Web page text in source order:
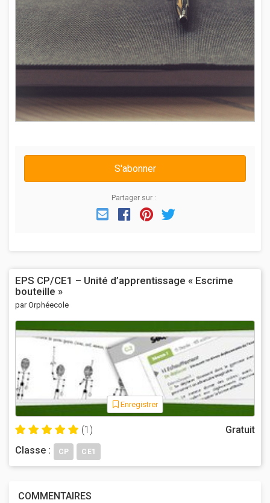
S'abonner
Partager sur :
EmailFacebook
Pinterest
EPS CP/CE1 – Unité d’apprentissage « Escrime
bouteille »
par Orphéecole
Enregistrer
(1)
Gratuit
Classe :
CP CE1
COMMENTAIRES